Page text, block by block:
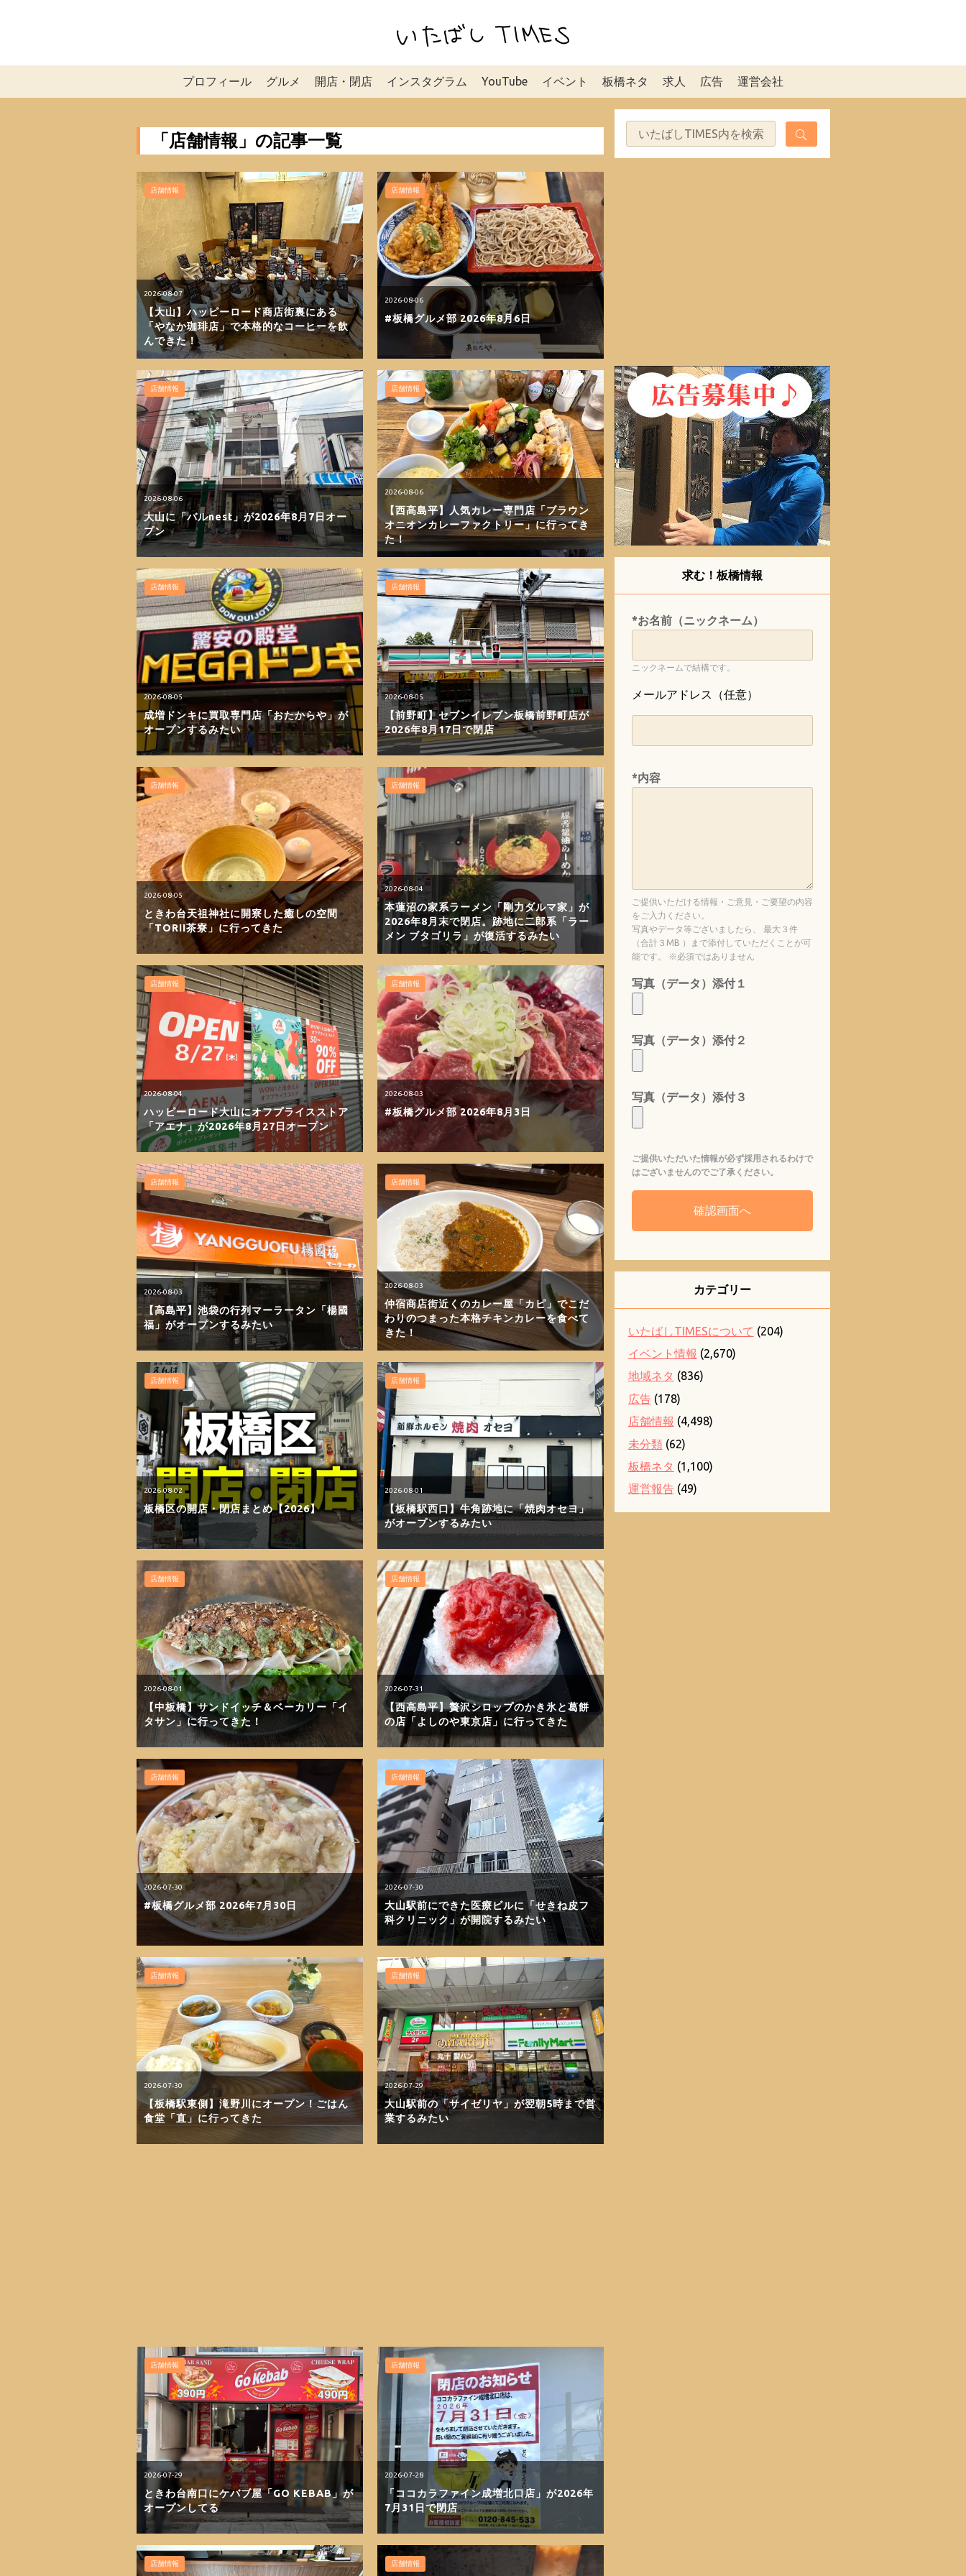
プロフィール グルメ 開店・閉店 インスタグラム YouTube イベント 板橋ネタ 求人 広告 運営会社
「店舗情報」の記事一覧
2026-08-07
【大山】ハッピーロード商店街裏にある
「やなか珈琲店」で本格的なコーヒーを飲
んできた！
店舗情報
2026-08-06
#板橋グルメ部 2026年8月6日
店舗情報
2026-08-06
大山に「バルnest」が2026年8月7日オー
プン
店舗情報
2026-08-06
【西高島平】人気カレー専門店「ブラウン
オニオンカレーファクトリー」に行ってき
た！
店舗情報
2026-08-05
成増ドンキに買取専門店「おたからや」が
オープンするみたい
店舗情報
2026-08-05
【前野町】セブンイレブン板橋前野町店が
2026年8月17日で閉店
店舗情報
2026-08-05
ときわ台天祖神社に開寮した癒しの空間
「TORII茶寮」に行ってきた
店舗情報
2026-08-04
本蓮沼の家系ラーメン「剛力ダルマ家」が
2026年8月末で閉店。跡地に二郎系「ラー
メン ブタゴリラ」が復活するみたい
店舗情報
2026-08-04
ハッピーロード大山にオフプライスストア
「アエナ」が2026年8月27日オープン
店舗情報
2026-08-03
#板橋グルメ部 2026年8月3日
店舗情報
2026-08-03
【高島平】池袋の行列マーラータン「楊國
福」がオープンするみたい
店舗情報
2026-08-03
仲宿商店街近くのカレー屋「カピ」でこだ
わりのつまった本格チキンカレーを食べて
きた！
店舗情報
2026-08-02
板橋区の開店・閉店まとめ【2026】
店舗情報
2026-08-01
【板橋駅西口】牛角跡地に「焼肉オセヨ」
がオープンするみたい
店舗情報
2026-08-01
【中板橋】サンドイッチ＆ベーカリー「イ
タサン」に行ってきた！
店舗情報
2026-07-31
【西高島平】贅沢シロップのかき氷と葛餅
の店「よしのや東京店」に行ってきた
店舗情報
2026-07-30
#板橋グルメ部 2026年7月30日
店舗情報
2026-07-30
大山駅前にできた医療ビルに「せきね皮フ
科クリニック」が開院するみたい
店舗情報
2026-07-30
【板橋駅東側】滝野川にオープン！ごはん
食堂「直」に行ってきた
店舗情報
2026-07-29
大山駅前の「サイゼリヤ」が翌朝5時まで営
業するみたい
店舗情報
2026-07-29
ときわ台南口にケバブ屋「GO KEBAB」が
オープンしてる
店舗情報
2026-07-28
「ココカラファイン成増北口店」が2026年
7月31日で閉店
店舗情報
店舗情報 店舗情報
求む！板橋情報
*お名前（ニックネーム）
ニックネームで結構です。
メールアドレス（任意）
*内容
ご提供いただける情報・ご意見・ご要望の内容
をご入力ください。
写真やデータ等ございましたら、 最大３件
（合計３MB ）まで添付していただくことが可
能です。 ※必須ではありません
写真（データ）添付１
写真（データ）添付２
写真（データ）添付３
ご提供いただいた情報が必ず採用されるわけで
はございませんのでご了承ください。
カテゴリー
いたばしTIMESについて (204)
イベント情報 (2,670)
地域ネタ (836)
広告(178)
店舗情報 (4,498)
未分類(62)
板橋ネタ (1,100)
運営報告(49)